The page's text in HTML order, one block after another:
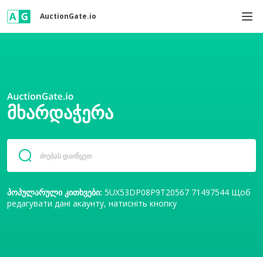
AuctionGate.io
ᲛᲮᲐᲠᲓᲐᲭᲔᲠᲐ
პოპულარული კითხვები: 5UX53DP08P9T20567 71497544 Щоб
редагувати дані акаунту, натисніть кнопку